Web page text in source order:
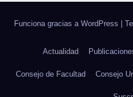
Funciona gracias a WordPress
Actualidad
Consejo de Facultad Consejo